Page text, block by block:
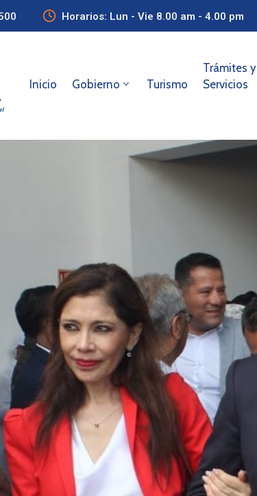
Horarios: Lun - Vie 8.00 am - 4.00 pm
Inicio Gobierno Turismo
Trámites y
Servicios